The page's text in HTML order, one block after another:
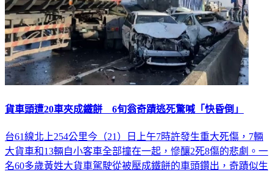
貨車頭遭20車夾成鐵餅 6旬翁奇蹟逃死驚喊「快昏倒」
台61線北上254公里今（21）日上午7時許發生重大死傷，7輛
大貨車和13輛自小客車全部撞在一起，慘釀2死8傷的悲劇。一
名60多歲黃姓大貨車駕駛從被壓成鐵餅的車頭鑽出，奇蹟似生